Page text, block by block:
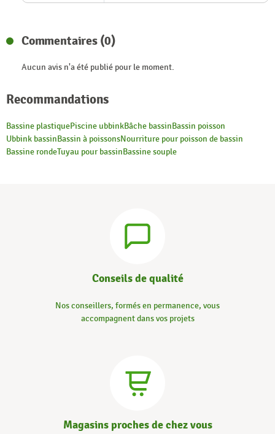
Commentaires (0)
Aucun avis n'a été publié pour le moment.
Recommandations
Bassine plastiquePiscine ubbinkBâche bassinBassin poisson
Ubbink bassinBassin à poissonsNourriture pour poisson de bassin
Bassine rondeTuyau pour bassinBassine souple
Conseils de qualité
Nos conseillers, formés en permanence, vous
accompagnent dans vos projets
Magasins proches de chez vous